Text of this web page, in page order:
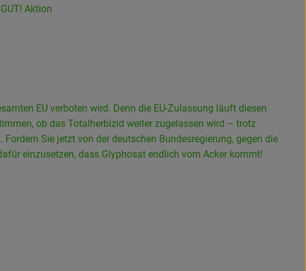
Aktion
EU verboten wird. Denn die EU-Zulassung läuft diesen
ob das Totalherbizid weiter zugelassen wird – trotz
Sie jetzt von der deutschen Bundesregierung, gegen die
einzusetzen, dass Glyphosat endlich vom Acker kommt!